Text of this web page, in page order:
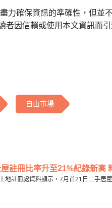
力確保資訊的準確性，但並
因信賴或使用本文資訊而
自由市場
註冊比率升至21%紀錄新
地註冊處資料顯示，7月首21日二手居